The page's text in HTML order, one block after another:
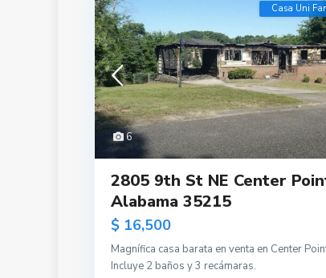
6
Casa Uni
2805 9th St NE Center
Alabama 35215
$ 16,500
Magnífica casa barata en venta en Center
Incluye 2 baños y 3 recámaras.